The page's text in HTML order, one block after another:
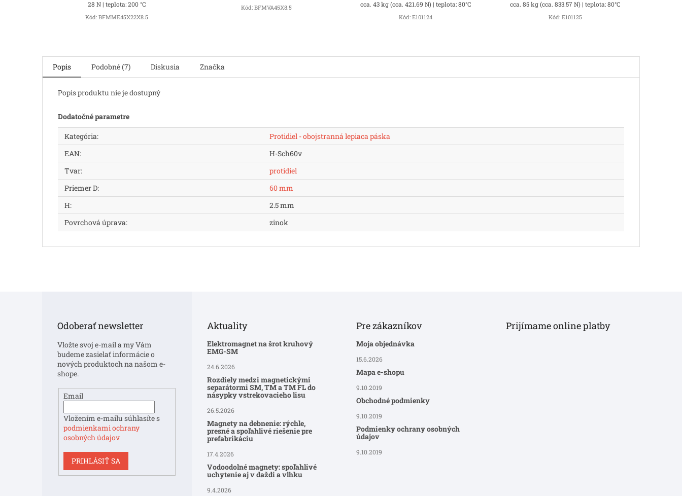
28 N | teplota: 200 °C
Kód:BFMME45X22X8.5
Kód: BFMVA45X8.5
cca. 43 kg (cca. 421.69 N) | teplota: 80°C
Kód:E101124
cca. 85 kg (cca. 833.57 N) | teplota: 80°C
Kód: E101125
Popis Podobné (7) Diskusia Značka
Popis produktu nie je dostupný
Dodatočné parametre
Kategória:
Protidiel - obojstranná lepiaca páska
EAN:
H-Sch60v
Tvar:
protidiel
Priemer D:
60 mm
H:
2.5 mm
Povrchová úprava: zinok
Odoberať newsletter
Vložte svoj e-mail a my Vám
budeme zasielať informácie o
nových produktoch na našom e-
shope.
Email
Vložením e-mailu súhlasíte s
podmienkami ochrany
osobných údajov
PRIHLÁSIŤ SA
Aktuality
Elektromagnet na šrot kruhový
EMG-SM
24.6.2026
Rozdiely medzi magnetickými
separátormi SM, TM a TM FL do
násypky vstrekovacieho lisu
26.5.2026
Magnety na debnenie: rýchle,
presné a spoľahlivé riešenie pre
prefabrikáciu
17.4.2026
Vodoodolné magnety: spoľahlivé
uchytenie aj v daždi a vlhku
9.4.2026
Pre zákazníkov
Moja objednávka
15.6.2026
Mapa e-shopu
9.10.2019
Obchodné podmienky
9.10.2019
Podmienky ochrany osobných
údajov
9.10.2019
Prijímame online platby